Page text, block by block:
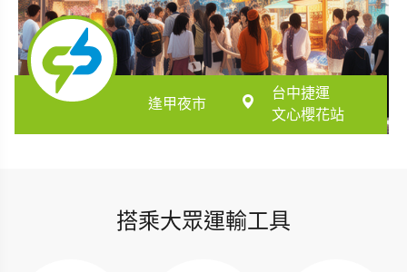
逢甲夜市
台中捷運
文心櫻花站
搭乘大眾運輸工具